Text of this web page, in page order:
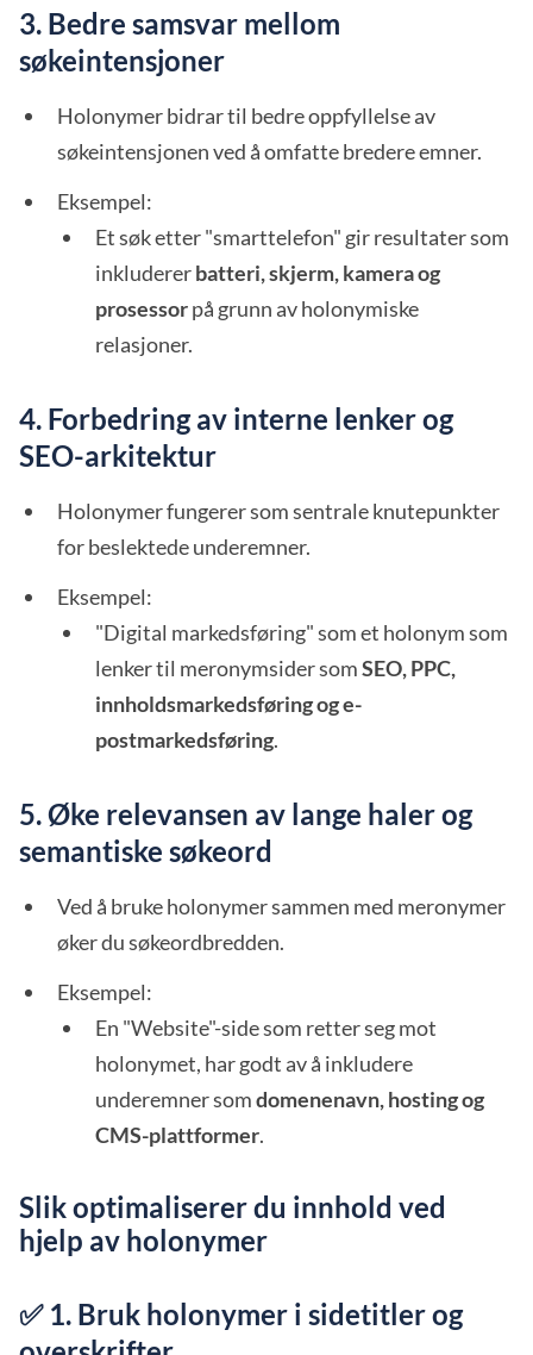
3. Bedre samsvar mellom
søkeintensjoner
Holonymer bidrar til bedre oppfyllelse av
søkeintensjonen ved å omfatte bredere emner.
Eksempel:
Et søk etter "smarttelefon" gir resultater som
inkludererbatteri, skjerm, kamera og
prosessorpå grunn av holonymiske
relasjoner.
4. Forbedring av interne lenker og
SEO-arkitektur
Holonymer fungerer som sentrale knutepunkter
for beslektede underemner.
Eksempel:
"Digital markedsføring" som et holonym som
lenker til meronymsider somSEO, PPC,
innholdsmarkedsføring og e-
postmarkedsføring.
5. Øke relevansen av lange haler og
semantiske søkeord
Ved å bruke holonymer sammen med meronymer
øker du søkeordbredden.
Eksempel:
En "Website"-side som retter seg mot
holonymet, har godt av å inkludere
underemner somdomenenavn, hosting og
CMS-plattformer.
Slik optimaliserer du innhold ved
hjelp av holonymer
✅ 1. Bruk holonymer i sidetitler og